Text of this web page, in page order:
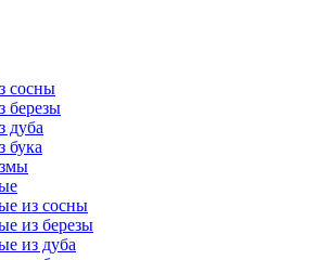
сосны
березы
дуба
бука
из сосны
из березы
из дуба